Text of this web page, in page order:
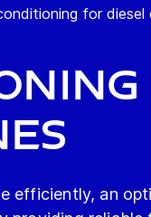
for diesel
efficiently, an